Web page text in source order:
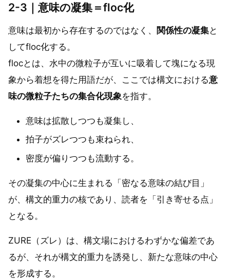
2-3｜意味の凝集＝floc化
意味は最初から存在するのではなく、 関係性の凝集と
してfloc化する。
flocとは、水中の微粒子が互いに吸着して塊になる現
象から着想を得た用語だが、ここでは構文における意
味の微粒子たちの集合化現象を指す。
意味は拡散しつつも凝集し、
拍子がズレつつも束ねられ、
密度が偏りつつも流動する。
その凝集の中心に生まれる「密なる意味の結び目」
が、構文的重力の核であり、読者を「引き寄せる点」
となる。
ZURE（ズレ）は、構文場におけるわずかな偏差であ
るが、それが構文的重力を誘発し、新たな意味の中心
を形成する。